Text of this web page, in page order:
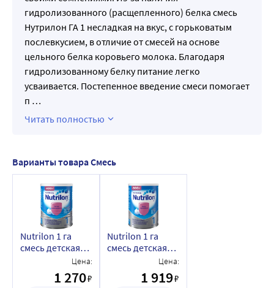
гидролизованного (расщепленного) белка смесь
Нутрилон ГА 1 несладкая на вкус, с горьковатым
послевкусием, в отличие от смесей на основе
цельного белка коровьего молока. Благодаря
гидролизованному белку питание легко
усваивается. Постепенное введение смеси помогает
п …
Читать полностью
Варианты товара Смесь
Nutrilon 1 га
смесь детская
молочная сухая
Цена:
1 270₽
Nutrilon 1 га
смесь детская
молочная сухая
Цена:
1 919₽